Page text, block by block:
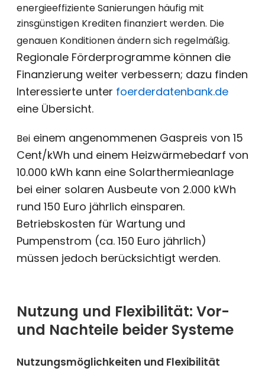
energieeffiziente Sanierungen häufig mit
zinsgünstigen Krediten finanziert werden. Die
genauen Konditionen ändern sich regelmäßig.
Regionale Förderprogramme können die
Finanzierung weiter verbessern; dazu finden
Interessierte unter foerderdatenbank.de
eine Übersicht.
Bei einem angenommenen Gaspreis von 15
Cent/kWh und einem Heizwärmebedarf von
10.000 kWh kann eine Solarthermieanlage
bei einer solaren Ausbeute von 2.000 kWh
rund 150 Euro jährlich einsparen.
Betriebskosten für Wartung und
Pumpenstrom (ca. 150 Euro jährlich)
müssen jedoch berücksichtigt werden.
Nutzung und Flexibilität: Vor-
und Nachteile beider Systeme
Nutzungsmöglichkeiten und Flexibilität